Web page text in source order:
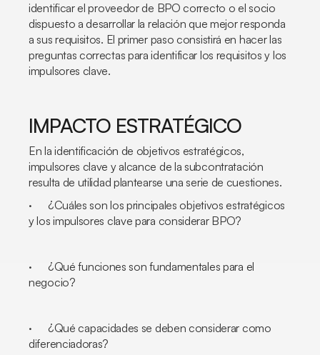
identificar el proveedor de BPO correcto o el socio
dispuesto a desarrollar la relación que mejor responda
a sus requisitos. El primer paso consistirá en hacer las
preguntas correctas para identificar los requisitos y los
impulsores clave.
IMPACTO ESTRATÉGICO
En la identificación de objetivos estratégicos,
impulsores clave y alcance de la subcontratación
resulta de utilidad plantearse una serie de cuestiones.
· ¿Cuáles son los principales objetivos estratégicos
y los impulsores clave para considerar BPO?
· ¿Qué funciones son fundamentales para el
negocio?
· ¿Qué capacidades se deben considerar como
diferenciadoras?